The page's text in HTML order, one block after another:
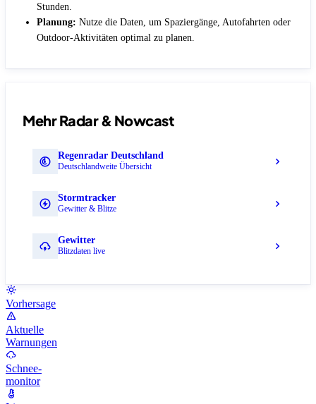
Stunden.
Planung: Nutze die Daten, um Spaziergänge, Autofahrten oder
Outdoor-Aktivitäten optimal zu planen.
Mehr Radar & Nowcast
Regenradar Deutschland
Deutschlandweite Übersicht
Stormtracker
Gewitter & Blitze
Gewitter
Blitzdaten live
Vorhersage
Aktuelle
Warnungen
Schnee-
monitor